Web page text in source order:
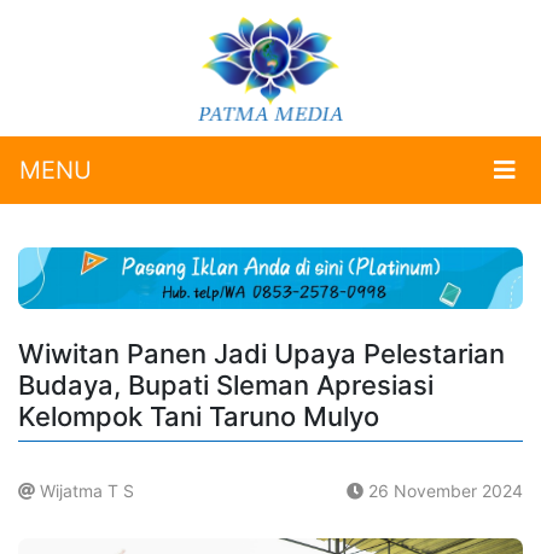
MENU
Wiwitan Panen Jadi Upaya Pelestarian
Budaya, Bupati Sleman Apresiasi
Kelompok Tani Taruno Mulyo
Wijatma T S 26 November 2024